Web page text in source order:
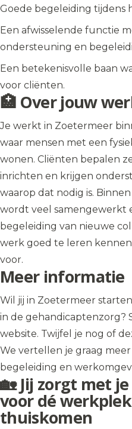
Goede begeleiding tijdens
Een afwisselende functie
ondersteuning en
Een betekenisvolle baan
voor cliënten.
🏥 Over jouw
Je werkt in Zoetermeer
waar mensen met een
wonen. Cliënten bepalen
inrichten en krijgen
waarop dat nodig is.
wordt veel samengewerkt
begeleiding van nieuwe
werk goed te leren
voor.
Meer informatie
Wil jij in Zoetermeer
in de gehandicaptenzorg?
website. Twijfel je nog of
We vertellen je graag
begeleiding en
🏡 Jij zorgt met
voor dé
thuiskomen